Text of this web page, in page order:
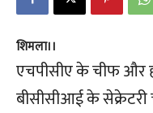
शिमला।।
एचपीसीए के चीफ और
बीसीसीआई के